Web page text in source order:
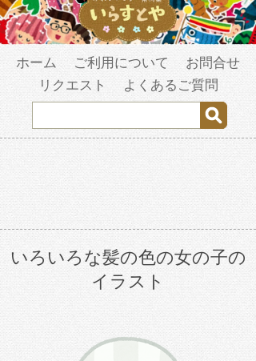
ホーム ご利用について
お問合せ
リクエスト
よくあるご質問
いろいろな髪の色の女の子の
イラスト